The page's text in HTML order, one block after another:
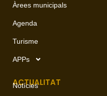
Àrees municipals
Agenda
Turisme
APPs
ACTUALITAT
Notícies